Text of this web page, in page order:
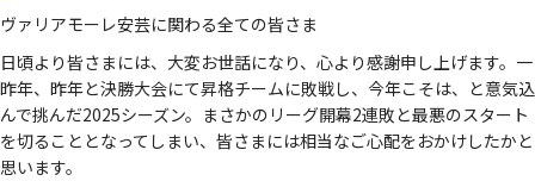
ヴァリアモーレ安芸に関わる全ての皆さま
日頃より皆さまには、大変お世話になり、心より感謝申し上げます。一
昨年、昨年と決勝大会にて昇格チームに敗戦し、今年こそは、と意気込
んで挑んだ2025シーズン。まさかのリーグ開幕2連敗と最悪のスタート
を切ることとなってしまい、皆さまには相当なご心配をおかけしたかと
思います。